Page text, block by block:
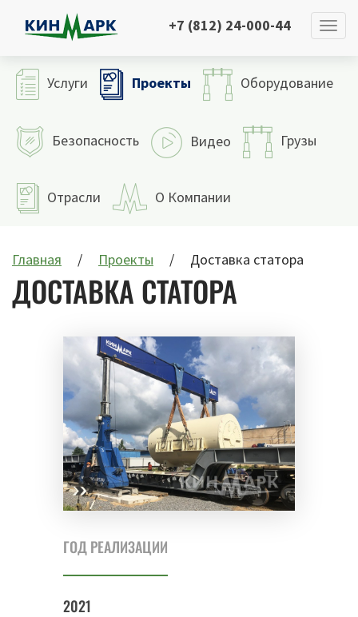
+7 (812) 24-000-44
Услуги Проекты Оборудование
Безопасность Видео Грузы
Отрасли О Компании
Главная Проекты Доставка статора
ДОСТАВКА СТАТОРА
ГОД РЕАЛИЗАЦИИ
2021